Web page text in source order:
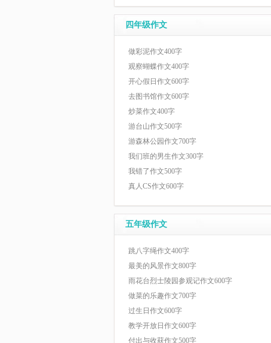
四年级作文
做彩泥作文400字
观察蝴蝶作文400字
开心假日作文600字
去图书馆作文600字
炒菜作文400字
游台山作文500字
游森林公园作文700字
我们班的男生作文300字
我错了作文500字
真人CS作文600字
五年级作文
跳八字绳作文400字
最美的风景作文800字
雨花台烈士陵园参观记作文600字
做菜的乐趣作文700字
过生日作文600字
教学开放日作文600字
付出与收获作文500字